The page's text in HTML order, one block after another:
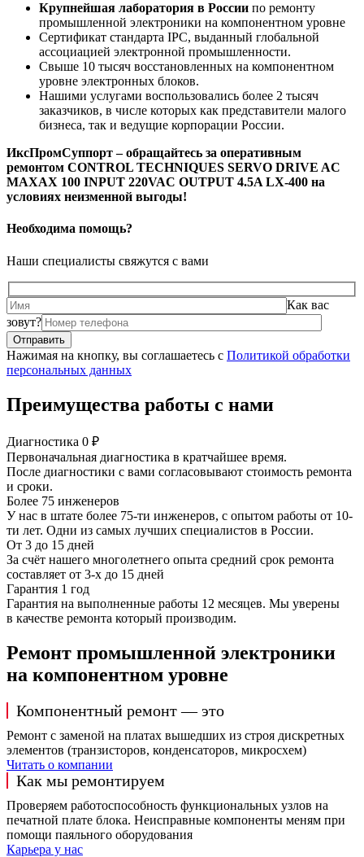
Крупнейшая лаборатория в России по ремонту
промышленной электроники на компонентном уровне
Сертификат стандарта IPC, выданный глобальной
ассоциацией электронной промышленности.
Свыше 10 тысяч восстановленных на компонентном
уровне электронных блоков.
Нашими услугами воспользовались более 2 тысяч
заказчиков, в числе которых как представители малого
бизнеса, так и ведущие корпорации России.
ИксПромСуппорт – обращайтесь за оперативным
ремонтом CONTROL TECHNIQUES SERVO DRIVE AC
MAXAX 100 INPUT 220VAC OUTPUT 4.5A LX-400 на
условиях неизменной выгоды!
Необходима помощь?
Наши специалисты свяжутся с вами
Как вас
зовут?
Нажимая на кнопку, вы соглашаетесь с Политикой обработки
персональных данных
Преимущества работы с нами
Диагностика 0 ₽
Первоначальная диагностика в кратчайшее время.
После диагностики с вами согласовывают стоимость ремонта
и сроки.
Более 75 инженеров
У нас в штате более 75-ти инженеров, с опытом работы от 10-
ти лет. Одни из самых лучших специалистов в России.
От 3 до 15 дней
За счёт нашего многолетнего опыта средний срок ремонта
составляет от 3-х до 15 дней
Гарантия 1 год
Гарантия на выполненные работы 12 месяцев. Мы уверены
в качестве ремонта который производим.
Ремонт промышленной электроники
на компонентном уровне
Компонентный ремонт — это
Ремонт с заменой на платах вышедших из строя дискретных
элементов (транзисторов, конденсаторов, микросхем)
Читать о компании
Как мы ремонтируем
Проверяем работоспособность функциональных узлов на
печатной плате блока. Неисправные компоненты меням при
помощи паяльного оборудования
Карьера у нас